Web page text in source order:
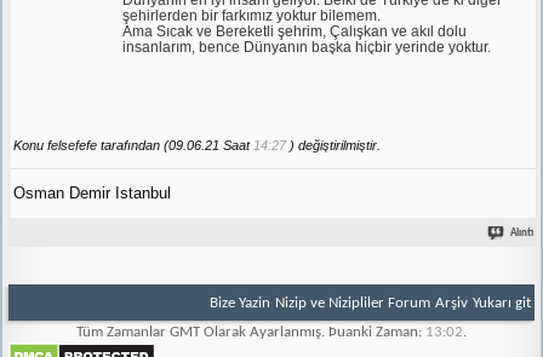
şehirlerden bir farkımız yoktur bilemem.
Ama Sıcak ve Bereketli şehrim, Çalışkan ve akıl dolu
insanlarım, bence Dünyanın başka hiçbir yerinde yoktur.
Konu felsefefe tarafından (09.06.21 Saat 14:27) değiştirilmiştir.
Osman Demir Istanbul
Alıntı
Bize Yazin Nizip ve Nizipliler Forum Arşiv Yukarı git
Tüm Zamanlar GMT Olarak Ayarlanmış. Þuanki Zaman: 13:02.